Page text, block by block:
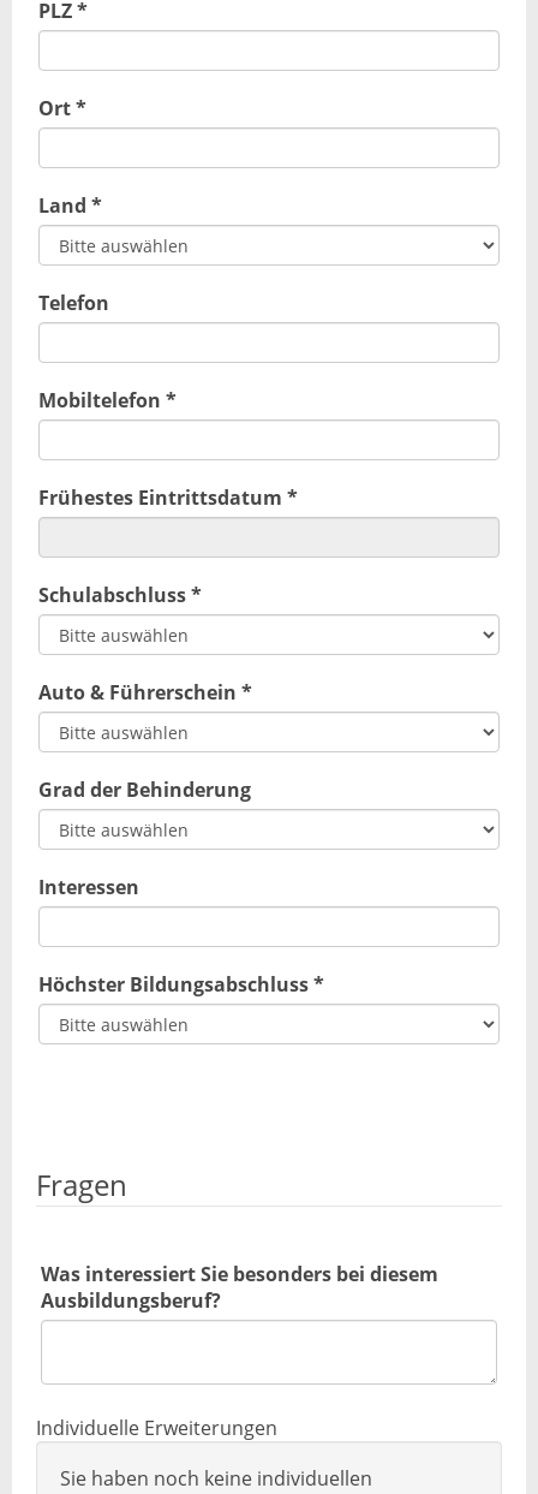
PLZ *
Ort *
Land *
Telefon
Mobiltelefon *
Frühestes Eintrittsdatum *
Schulabschluss *
Auto & Führerschein *
Grad der Behinderung
Interessen
Höchster Bildungsabschluss *
Fragen
Was interessiert Sie besonders bei diesem
Ausbildungsberuf?
Individuelle Erweiterungen
Sie haben noch keine individuellen